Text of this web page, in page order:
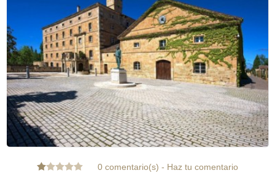
tienda online
publicar
ayuda
tu cuenta
0 comentario(s) - Haz tu comentario